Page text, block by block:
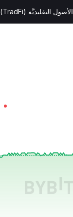
الأصول التقليديَّة (TradFi)